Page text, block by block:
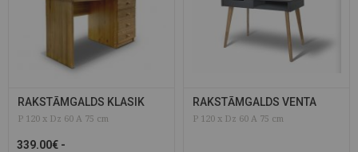
RAKSTĀMGALDS KLASIK
P 120 x Dz 60 A 75 cm
339.00€ -
RAKSTĀMGALDS VENTA
P 120 x Dz 60 A 75 cm